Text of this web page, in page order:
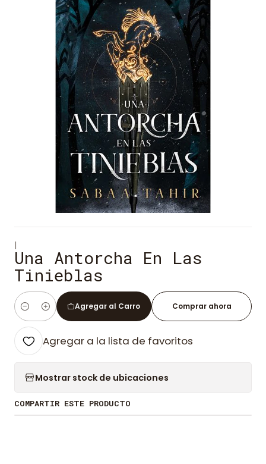
|
Una Antorcha En Las
Tinieblas
Cantidad
Agregar al Carro Comprar ahora
Agregar a la lista de favoritos
Mostrar stock de ubicaciones
COMPARTIR ESTE PRODUCTO